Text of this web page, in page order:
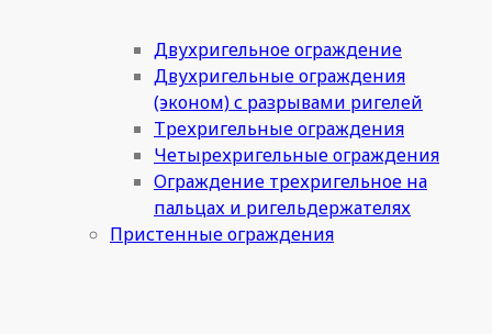
Двухригельное ограждение
Двухригельные ограждения
(эконом) с разрывами ригелей
Трехригельные ограждения
Четырехригельные ограждения
Ограждение трехригельное на
пальцах и ригельдержателях
Пристенные ограждения